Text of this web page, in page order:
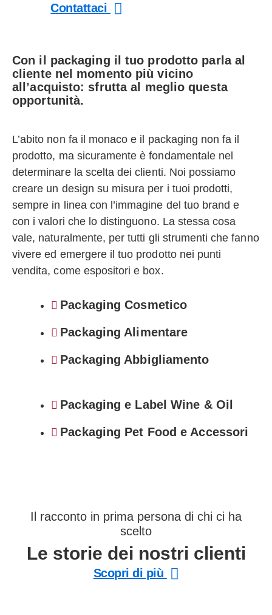
Contattaci
Con il packaging il tuo prodotto parla al
cliente nel momento più vicino
all’acquisto: sfrutta al meglio questa
opportunità.
L’abito non fa il monaco e il packaging non fa il
prodotto, ma sicuramente è fondamentale nel
determinare la scelta dei clienti. Noi possiamo
creare un design su misura per i tuoi prodotti,
sempre in linea con l’immagine del tuo brand e
con i valori che lo distinguono. La stessa cosa
vale, naturalmente, per tutti gli strumenti che fanno
vivere ed emergere il tuo prodotto nei punti
vendita, come espositori e box.
Packaging Cosmetico
Packaging Alimentare
Packaging Abbigliamento
Packaging e Label Wine & Oil
Packaging Pet Food e Accessori
Il racconto in prima persona di chi ci ha
scelto
Le storie dei nostri clienti
Scopri di più